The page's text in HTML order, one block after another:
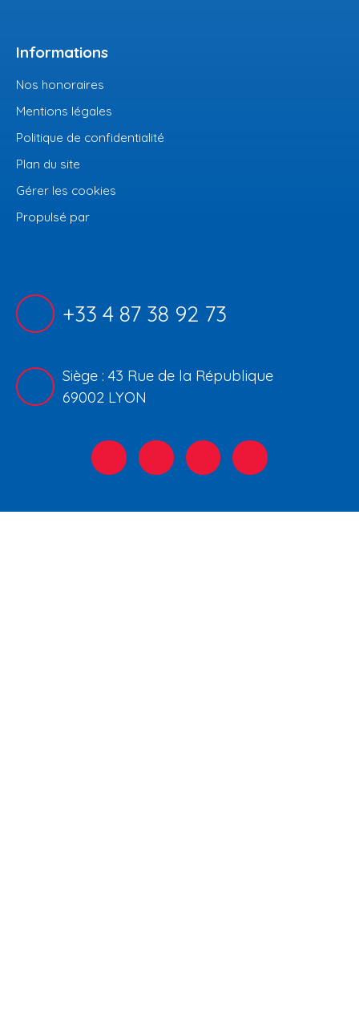
Informations
Nos honoraires
Mentions légales
Politique de confidentialité
Plan du site
Gérer les cookies
Propulsé par
+33 4 87 38 92 73
Siège : 43 Rue de la République
69002 LYON